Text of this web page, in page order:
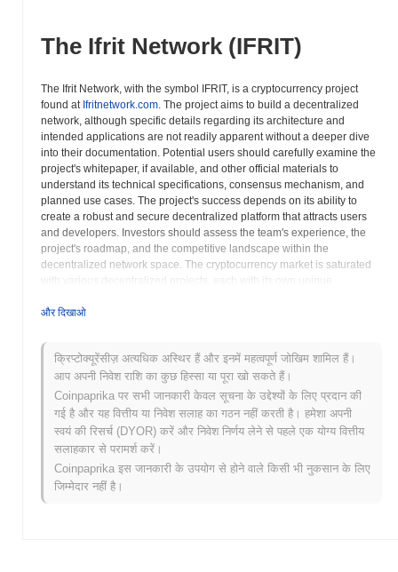
The Ifrit Network (IFRIT)
The Ifrit Network, with the symbol IFRIT, is a cryptocurrency project
found at Ifritnetwork.com. The project aims to build a decentralized
network, although specific details regarding its architecture and
intended applications are not readily apparent without a deeper dive
into their documentation. Potential users should carefully examine the
project's whitepaper, if available, and other official materials to
understand its technical specifications, consensus mechanism, and
planned use cases. The project's success depends on its ability to
create a robust and secure decentralized platform that attracts users
and developers. Investors should assess the team's experience, the
project's roadmap, and the competitive landscape within the
decentralized network space. The cryptocurrency market is saturated
with various decentralized projects, each with its own unique
innovative features or superior performance to gain traction. Risk
cryptocurrency, especially those with limited publicly available
information. Thorough research into the project's underlying
technology and its potential for adoption is essential. The Ifrit Network
seeks to contribute to the growing ecosystem of decentralized
technologies, but its long-term viability depends on its ability to
execute its vision and attract a strong community. The project's
Ifritnetwork.com
, should be the primary source for information
and updates. Consider consulting with a financial advisor before
making any investment decisions. The decentralized network space is
rapidly evolving, and staying informed about the latest developments
is crucial. Responsible investing requires careful consideration of the
और दिखाओ
क्रिप्टोक्यूरेंसीज़ अत्यधिक अस्थिर हैं और इनमें महत्वपूर्ण जोखिम शामिल हैं।
आप अपनी निवेश राशि का कुछ हिस्सा या पूरा खो सकते हैं।
Coinpaprika पर सभी जानकारी केवल सूचना के उद्देश्यों के लिए प्रदान की
गई है और यह वित्तीय या निवेश सलाह का गठन नहीं करती है। हमेशा अपनी
स्वयं की रिसर्च (DYOR) करें और निवेश निर्णय लेने से पहले एक योग्य वित्तीय
सलाहकार से परामर्श करें।
Coinpaprika इस जानकारी के उपयोग से होने वाले किसी भी नुकसान के लिए
जिम्मेदार नहीं है।